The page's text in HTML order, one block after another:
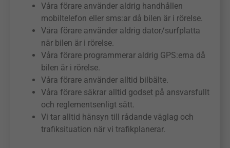
Våra förare använder aldrig handhållen
mobiltelefon eller sms:ar då bilen är i rörelse.
Våra förare använder aldrig dator/surfplatta
när bilen är i rörelse.
Våra förare programmerar aldrig GPS:erna då
bilen är i rörelse.
Våra förare använder alltid bilbälte.
Våra förare säkrar alltid godset på ansvarsfullt
och reglementsenligt sätt.
Vi tar alltid hänsyn till rådande väglag och
trafiksituation när vi trafikplanerar.
Dessa
Cookies går
inte att välja
bort. De
att hemsidan
taget ska
fungera.
Statistik
För att vi ska